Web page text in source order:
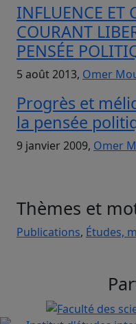
INFLUENCE ET
COURANT
PENSÉE
5 août 2013, Omer
Progrès et
la pensée
9 janvier 2009, Omer
Thèmes et
Publications, Études,